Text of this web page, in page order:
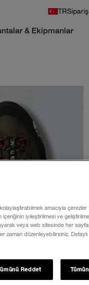
TR
& Ekipmanlar
amacıyla çerezler
içeriğinin iyileştirilmesi ve
veya web sitesinde her
zaman düzenleyebilirsiniz.
Reddet